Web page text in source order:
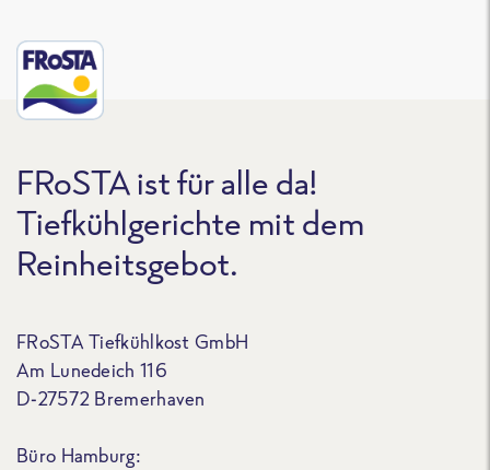
FRoSTA ist für alle da!
Tiefkühlgerichte mit dem
Reinheitsgebot.
FRoSTA Tiefkühlkost GmbH
Am Lunedeich 116
D-27572 Bremerhaven
Büro Hamburg: